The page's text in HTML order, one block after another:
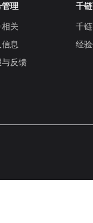
管理
相关
息
与反馈
千
千
经